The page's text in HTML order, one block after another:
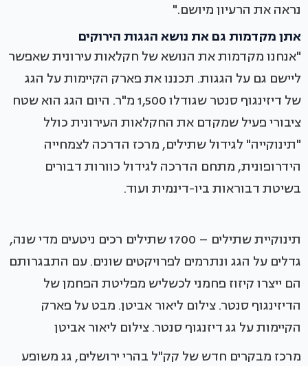
נראה את הרעיון מיושם."
אתן מקדמות גם את נושא הגגות הירוקים
"אנחנו מקדמות את הנושא של חקלאות עירונית שאפשר
ליישם גם על הגגות. תכננו את פארק הקיימות על הגג
של דיזינגוף סנטר שגודלו 1,500 מ"ר. היום הגג הוא שטח
ציבורי פעיל שמקדם את החקלאות העירונית כולל
"תינוקייה" לגידול שתילים, מרכז הדרכה לצמחייה
הידרופונית, מתחם הדרכה לגידול כוורות דבורים
בשיטת דבוראות ביו-דינמית ועוד.
תינוקיית שתילים – 1700 שתילים רכים ניטעים מדי שנה,
גדלים על הגג ונתרמים לפרויקטים שונים. עם התבגרותם
הם ייצרו קיזוז פחמני לכשליש מפליטת הפחמן של
הדיזינגוף סנטר. צילום ליאור אביטן. מבט על פארק
הקיימות על גג דיזנגוף סנטר. צילום ליאור אביטן
מרכז מבקרים חדש של קק"ל בהרי ירושלים, גג משופע